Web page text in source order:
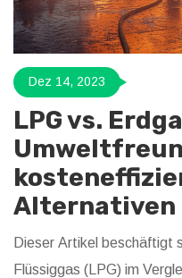
Dez 14, 2023
LPG vs.
Alternativen
Dieser Artikel beschäftigt
Flüssiggas (LPG) im